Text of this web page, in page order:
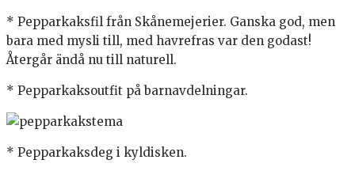
* Pepparkaksfil från Skånemejerier. Ganska god, men
bara med mysli till, med havrefras var den godast!
Återgår ändå nu till naturell.
* Pepparkaksoutfit på barnavdelningar.
* Pepparkaksdeg i kyldisken.